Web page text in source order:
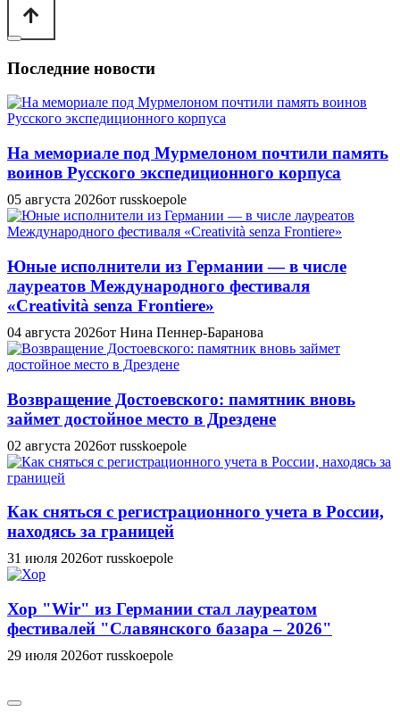
Последние новости
На мемориале под Мурмелоном почтили память
воинов Русского экспедиционного корпуса
05 августа 2026от russkoepole
Юные исполнители из Германии — в числе
лауреатов Международного фестиваля
«Creatività senza Frontiere»
04 августа 2026от Нина Пеннер-Баранова
Возвращение Достоевского: памятник вновь
займет достойное место в Дрездене
02 августа 2026от russkoepole
Как сняться с регистрационного учета в России,
находясь за границей
31 июля 2026от russkoepole
Хор "Wir" из Германии стал лауреатом
фестивалей "Славянского базара – 2026"
29 июля 2026от russkoepole